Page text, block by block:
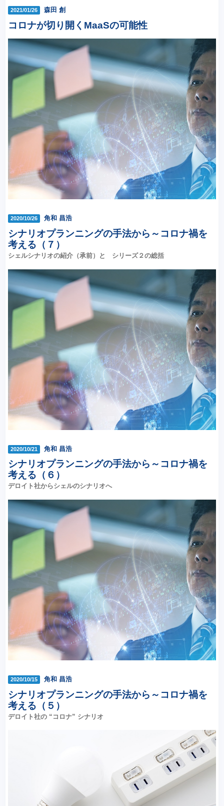
2021/01/26 森田 創
コロナが切り開くMaaSの可能性
2020/10/26 角和 昌浩
シナリオプランニングの手法から～コロナ禍を
考える（７）
シェルシナリオの紹介（承前）と シリーズ２の総括
2020/10/21 角和 昌浩
シナリオプランニングの手法から～コロナ禍を
考える（６）
デロイト社からシェルのシナリオへ
2020/10/15 角和 昌浩
シナリオプランニングの手法から～コロナ禍を
考える（５）
デロイト社の “コロナ” シナリオ